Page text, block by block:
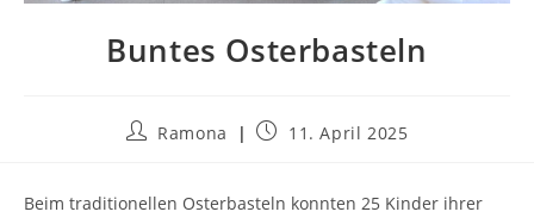
Buntes Osterbasteln
Beitrags-
Ramona
Beitrag11. April 2025
Beim traditionellen Osterbasteln konnten 25 Kinder ihrer